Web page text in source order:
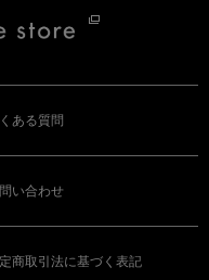
ある質問
い合わせ
商取引法に基づく表記